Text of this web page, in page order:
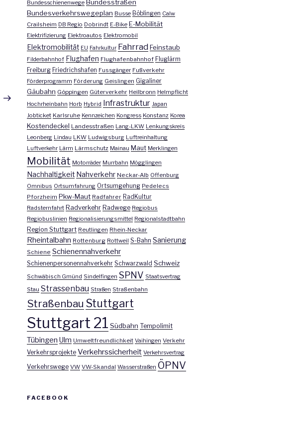
Nächster
Beitrag
Bundesschienenwege Bundesstraßen
Bundesverkehrswegeplan Busse Böblingen Calw
Crailsheim DB Regio Dobrindt E-Bike E-Mobilität
Elektrifizierung Elektroautos Elektromobil
Elektromobilität EU Fahrkultur Fahrrad Feinstaub
Filderbahnhof Flughafen Flughafenbahnhof Fluglärm
Freiburg Friedrichshafen Fussgänger Fußverkehr
Förderprogramm Förderung Geislingen Gigaliner
Gäubahn Göppingen Güterverkehr Heilbronn Helmpflicht
Hochrheinbahn Horb Hybrid Infrastruktur Japan
Jobticket Karlsruhe Kennzeichen Kongress Konstanz Korea
Kostendeckel Landesstraßen Lang-LKW Lenkungskreis
Leonberg Lindau LKW Ludwigsburg Luftreinhaltung
Luftverkehr Lärm Lärmschutz Mainau Maut Merklingen
Mobilität Motorräder Murrbahn Mögglingen
Nachhaltigkeit Nahverkehr Neckar-Alb Offenburg
Omnibus Ortsumfahrung Ortsumgehung Pedelecs
Pforzheim Pkw-Maut Radfahrer RadKultur
Radsternfahrt Radverkehr Radwege Regiobus
Regiobuslinien Regionalisierungsmittel Regionalstadtbahn
Region Stuttgart Reutlingen Rhein-Neckar
Rheintalbahn Rottenburg Rottweil S-Bahn Sanierung
Schiene Schienennahverkehr
Schienenpersonennahverkehr Schwarzwald Schweiz
Schwäbisch Gmünd Sindelfingen SPNV Staatsvertrag
Stau Strassenbau Straßen Straßenbahn
Straßenbau Stuttgart
Stuttgart 21 Südbahn Tempolimit
Tübingen Ulm Umweltfreundlichkeit Vaihingen Verkehr
Verkehrsprojekte Verkehrssicherheit Verkehrsvertrag
Verkehrswege VW VW-Skandal Wasserstraßen ÖPNV
FACEBOOK